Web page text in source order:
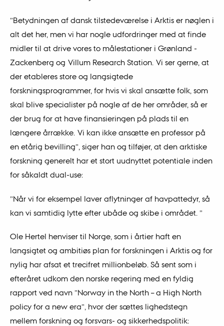
”Betydningen af dansk tilstedeværelse i Arktis er nøglen i
alt det her, men vi har nogle udfordringer med at finde
midler til at drive vores to målestationer i Grønland -
Zackenberg og Villum Research Station. Vi ser gerne, at
der etableres store og langsigtede
forskningsprogrammer, for hvis vi skal ansætte folk, som
skal blive specialister på nogle af de her områder, så er
der brug for at have finansieringen på plads til en
længere årrække. Vi kan ikke ansætte en professor på
en etårig bevilling”, siger han og tilføjer, at den arktiske
forskning generelt har et stort uudnyttet potentiale inden
for såkaldt dual-use:
”Når vi for eksempel laver aflytninger af havpattedyr, så
kan vi samtidig lytte efter ubåde og skibe i området. ”
Ole Hertel henviser til Norge, som i årtier haft en
langsigtet og ambitiøs plan for forskningen i Arktis og for
nylig har afsat et trecifret millionbeløb. Så sent som i
efteråret udkom den norske regering med en fyldig
rapport ved navn ”Norway in the North – a High North
policy for a new era”, hvor der sættes lighedstegn
mellem forskning og forsvars- og sikkerhedspolitik: